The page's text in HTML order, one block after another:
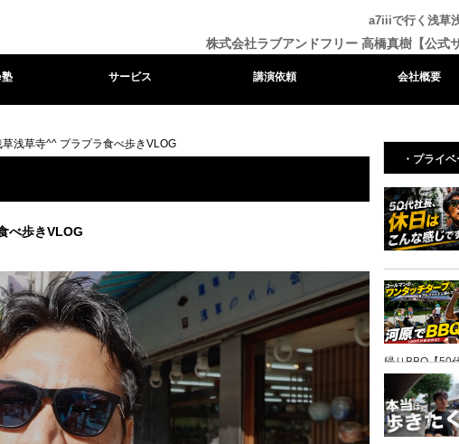
a7iiiで行く浅草
株式会社ラブアンドフリー 高橋真樹【公式
塾 サービス 講演依頼 会社概要
浅草寺^^ プラプラ食べ歩きVLOG
べ歩きVLOG
・プライ
帰りBBQ【50
ャンプ初心者
イキャンプが